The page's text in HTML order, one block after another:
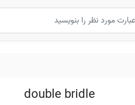
double bridle